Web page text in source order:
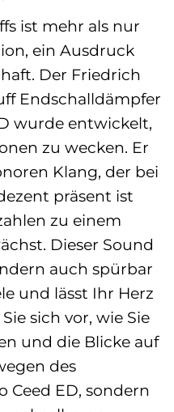
ist mehr als nur
ein Ausdruck
Der Friedrich
Endschalldämpfer
wurde entwickelt,
zu wecken. Er
Klang, der bei
präsent ist
zu einem
Dieser Sound
auch spürbar
und lässt Ihr Herz
sich vor, wie Sie
und die Blicke auf
des
Ceed ED, sondern